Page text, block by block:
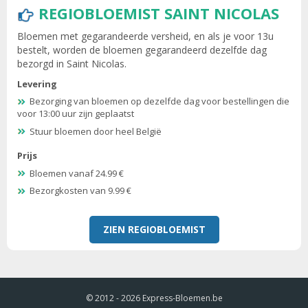
REGIOBLOEMIST SAINT NICOLAS
Bloemen met gegarandeerde versheid, en als je voor 13u
bestelt, worden de bloemen gegarandeerd dezelfde dag
bezorgd in Saint Nicolas.
Levering
Bezorging van bloemen op dezelfde dag voor bestellingen die
voor 13:00 uur zijn geplaatst
Stuur bloemen door heel België
Prijs
Bloemen vanaf 24.99 €
Bezorgkosten van 9.99 €
ZIEN REGIOBLOEMIST
© 2012 - 2026 Express-Bloemen.be